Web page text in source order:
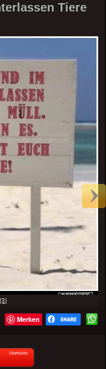
Tiere
Merken
Startseite